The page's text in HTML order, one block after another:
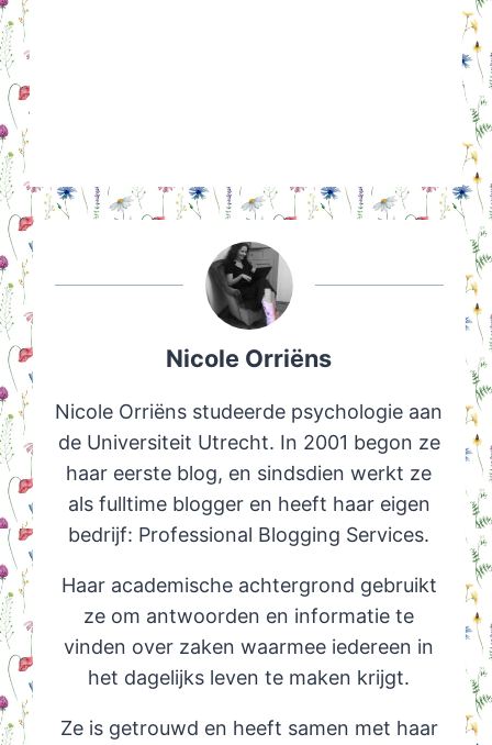
Nicole Orriëns
Nicole Orriëns studeerde psychologie aan
de Universiteit Utrecht. In 2001 begon ze
haar eerste blog, en sindsdien werkt ze
als fulltime blogger en heeft haar eigen
bedrijf: Professional Blogging Services.
Haar academische achtergrond gebruikt
ze om antwoorden en informatie te
vinden over zaken waarmee iedereen in
het dagelijks leven te maken krijgt.
Ze is getrouwd en heeft samen met haar